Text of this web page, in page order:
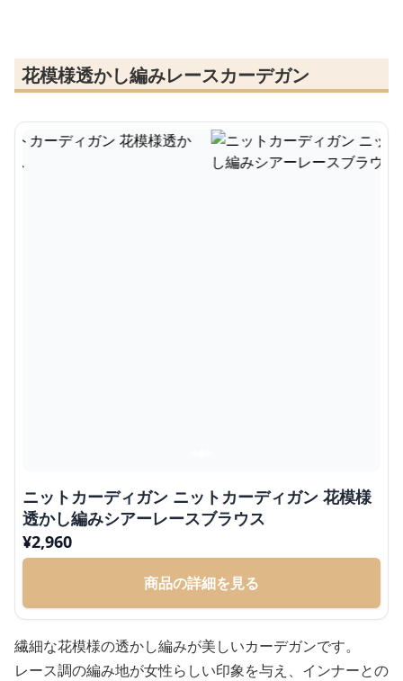
花模様透かし編みレースカーデガン
ニットカーディガン ニットカーディガン 花模様
透かし編みシアーレースブラウス
¥2,960
商品の詳細を見る
繊細な花模様の透かし編みが美しいカーデガンです。
レース調の編み地が女性らしい印象を与え、インナーとの